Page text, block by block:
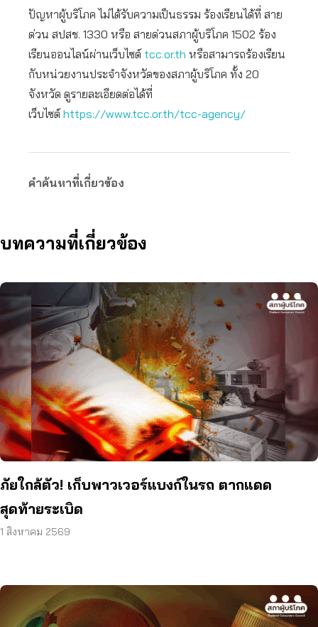
ปัญหาผู้บริโภค ไม่ได้รับความเป็นธรรม ร้องเรียนได้ที่ สาย
ด่วน สปสช. 1330 หรือ สายด่วนสภาผู้บริโภค 1502 ร้อง
เรียนออนไลน์ผ่านเว็บไซต์ tcc.or.th หรือสามารถร้องเรียน
กับหน่วยงานประจำจังหวัดของสภาผู้บริโภค ทั้ง 20
จังหวัด ดูรายละเอียดต่อได้ที่
เว็บไซต์ https://www.tcc.or.th/tcc-agency/
คำค้นหาที่เกี่ยวข้อง
บทความที่เกี่ยวข้อง
ภัยใกล้ตัว! เก็บพาวเวอร์แบงก์ในรถ ตากแดด
สุดท้ายระเบิด
1 สิงหาคม 2569